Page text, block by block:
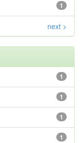
1
next >
1
1
1
1